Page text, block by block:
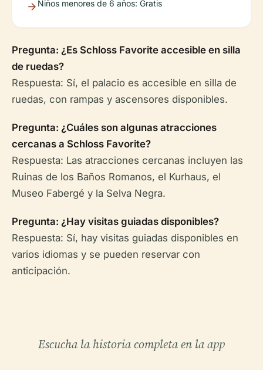
Niños menores de 6 años: Gratis
Pregunta: ¿Es Schloss Favorite accesible en silla
de ruedas?
Respuesta: Sí, el palacio es accesible en silla de
ruedas, con rampas y ascensores disponibles.
Pregunta: ¿Cuáles son algunas atracciones
cercanas a Schloss Favorite?
Respuesta: Las atracciones cercanas incluyen las
Ruinas de los Baños Romanos, el Kurhaus, el
Museo Fabergé y la Selva Negra.
Pregunta: ¿Hay visitas guiadas disponibles?
Respuesta: Sí, hay visitas guiadas disponibles en
varios idiomas y se pueden reservar con
anticipación.
Escucha la historia completa en la app